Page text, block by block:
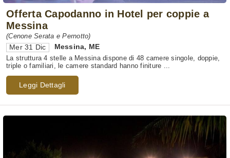
Offerta Capodanno in Hotel per coppie a
Messina
(Cenone Serata e Pernotto)
Mer 31 Dic Messina, ME
La struttura 4 stelle a Messina dispone di 48 camere singole, doppie,
triple o familiari, le camere standard hanno finiture ...
Leggi Dettagli